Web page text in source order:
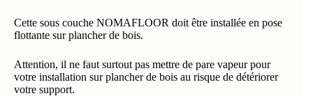
Cette sous couche NOMAFLOOR doit être installée en pose
flottante sur plancher de bois.
Attention, il ne faut surtout pas mettre de pare vapeur pour
votre installation sur plancher de bois au risque de détériorer
votre support.